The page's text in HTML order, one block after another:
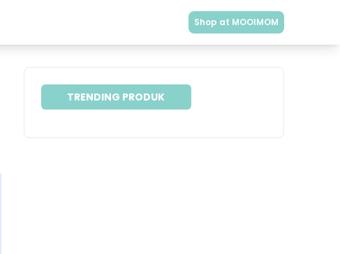
Shop at MOOIMOM
TRENDING PRODUK